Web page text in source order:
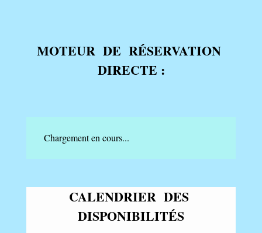
MOTEUR DE RÉSERVATION
DIRECTE :
Chargement en cours...
CALENDRIER DES
DISPONIBILITÉS